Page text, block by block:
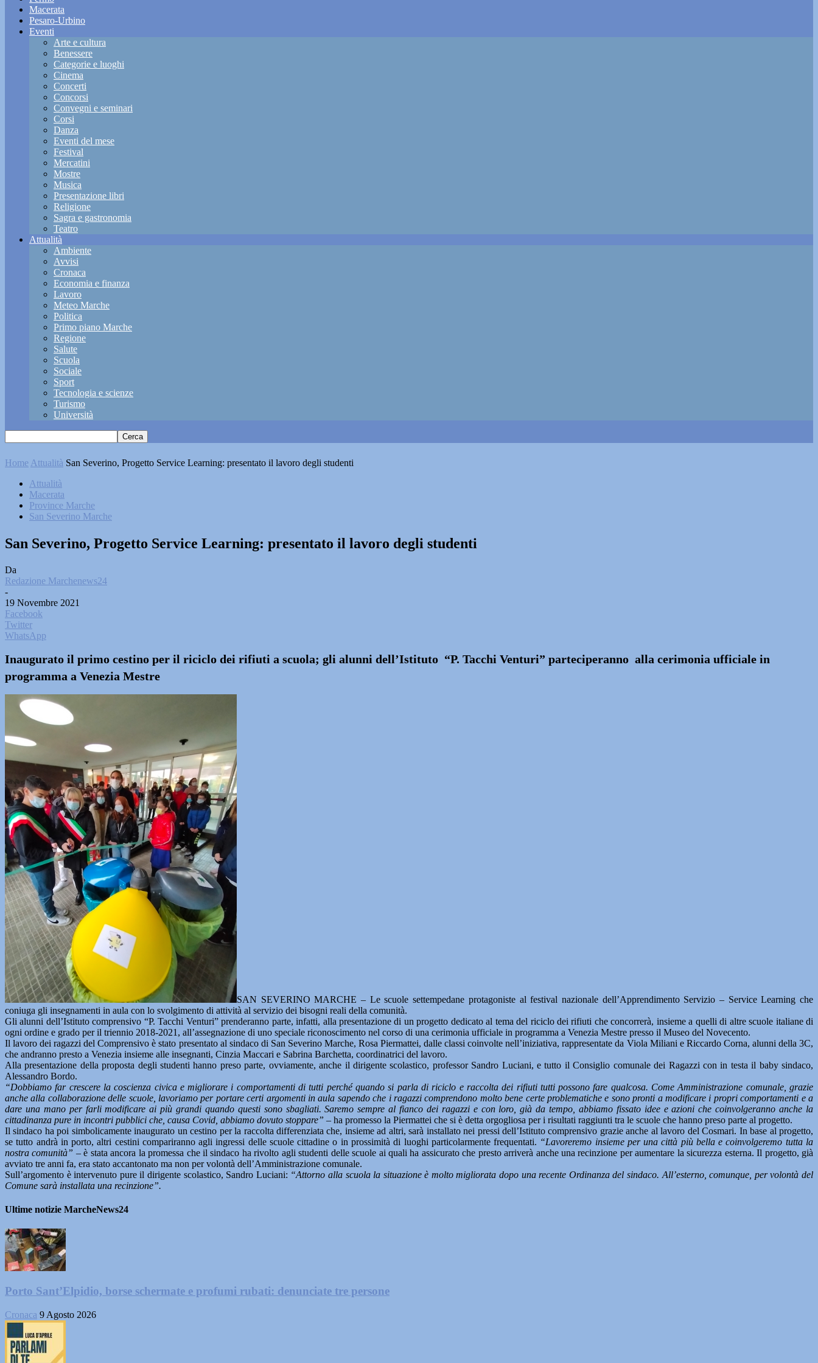
Macerata
Pesaro-Urbino
Eventi
Arte e cultura
Benessere
Categorie e luoghi
Cinema
Concerti
Concorsi
Convegni e seminari
Corsi
Danza
Eventi del mese
Festival
Mercatini
Mostre
Musica
Presentazione libri
Religione
Sagra e gastronomia
Teatro
Attualità
Ambiente
Avvisi
Cronaca
Economia e finanza
Lavoro
Meteo Marche
Politica
Primo piano Marche
Regione
Salute
Scuola
Sociale
Sport
Tecnologia e scienze
Turismo
Università
Home Attualità San Severino, Progetto Service Learning: presentato il lavoro degli studenti
Attualità
Macerata
Province Marche
San Severino Marche
San Severino, Progetto Service Learning: presentato il lavoro degli studenti
Da
Redazione Marchenews24
-
19 Novembre 2021
Facebook
Twitter
WhatsApp
Inaugurato il primo cestino per il riciclo dei rifiuti a scuola; gli alunni dell’Istituto “P. Tacchi Venturi” parteciperanno alla cerimonia ufficiale in
programma a Venezia Mestre
SAN SEVERINO MARCHE – Le scuole settempedane protagoniste al festival nazionale dell’Apprendimento Servizio – Service Learning che
coniuga gli insegnamenti in aula con lo svolgimento di attività al servizio dei bisogni reali della comunità.
Gli alunni dell’Istituto comprensivo “P. Tacchi Venturi” prenderanno parte, infatti, alla presentazione di un progetto dedicato al tema del riciclo dei rifiuti che concorrerà, insieme a quelli di altre scuole italiane di
ogni ordine e grado per il triennio 2018-2021, all’assegnazione di uno speciale riconoscimento nel corso di una cerimonia ufficiale in programma a Venezia Mestre presso il Museo del Novecento.
Il lavoro dei ragazzi del Comprensivo è stato presentato al sindaco di San Severino Marche, Rosa Piermattei, dalle classi coinvolte nell’iniziativa, rappresentate da Viola Miliani e Riccardo Corna, alunni della 3C,
che andranno presto a Venezia insieme alle insegnanti, Cinzia Maccari e Sabrina Barchetta, coordinatrici del lavoro.
Alla presentazione della proposta degli studenti hanno preso parte, ovviamente, anche il dirigente scolastico, professor Sandro Luciani, e tutto il Consiglio comunale dei Ragazzi con in testa il baby sindaco,
Alessandro Bordo.
“Dobbiamo far crescere la coscienza civica e migliorare i comportamenti di tutti perché quando si parla di riciclo e raccolta dei rifiuti tutti possono fare qualcosa. Come Amministrazione comunale, grazie
anche alla collaborazione delle scuole, lavoriamo per portare certi argomenti in aula sapendo che i ragazzi comprendono molto bene certe problematiche e sono pronti a modificare i propri comportamenti e a
dare una mano per farli modificare ai più grandi quando questi sono sbagliati. Saremo sempre al fianco dei ragazzi e con loro, già da tempo, abbiamo fissato idee e azioni che coinvolgeranno anche la
cittadinanza pure in incontri pubblici che, causa Covid, abbiamo dovuto stoppare” – ha promesso la Piermattei che si è detta orgogliosa per i risultati raggiunti tra le scuole che hanno preso parte al progetto.
Il sindaco ha poi simbolicamente inaugurato un cestino per la raccolta differenziata che, insieme ad altri, sarà installato nei pressi dell’Istituto comprensivo grazie anche al lavoro del Cosmari. In base al progetto,
se tutto andrà in porto, altri cestini compariranno agli ingressi delle scuole cittadine o in prossimità di luoghi particolarmente frequentati. “Lavoreremo insieme per una città più bella e coinvolgeremo tutta la
nostra comunità” – è stata ancora la promessa che il sindaco ha rivolto agli studenti delle scuole ai quali ha assicurato che presto arriverà anche una recinzione per aumentare la sicurezza esterna. Il progetto, già
avviato tre anni fa, era stato accantonato ma non per volontà dell’Amministrazione comunale.
Sull’argomento è intervenuto pure il dirigente scolastico, Sandro Luciani: “Attorno alla scuola la situazione è molto migliorata dopo una recente Ordinanza del sindaco. All’esterno, comunque, per volontà del
Comune sarà installata una recinzione”.
Ultime notizie MarcheNews24
Porto Sant’Elpidio, borse schermate e profumi rubati: denunciate tre persone
Cronaca 9 Agosto 2026